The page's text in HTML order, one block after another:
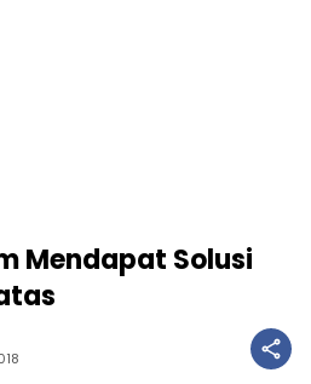
Mendapat Solusi